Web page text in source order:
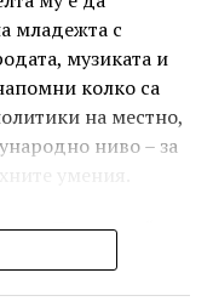
„Книга
младежта с
музиката и
колко са
на местно,
ниво – за
„Персеиди“ –
астрономически